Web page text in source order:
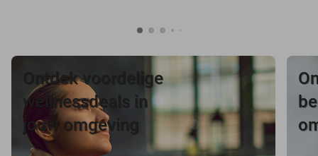
Ontdek voordelige
wellnessdeals in
jouw omgeving